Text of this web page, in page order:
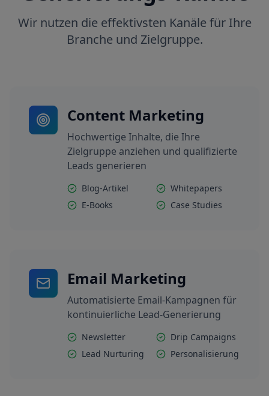
Wir nutzen die effektivsten Kanäle für Ihre
Branche und Zielgruppe.
Content Marketing
Hochwertige Inhalte, die Ihre
Zielgruppe anziehen und qualifizierte
Leads generieren
Blog-Artikel
Whitepapers
E-Books
Case Studies
Email Marketing
Automatisierte Email-Kampagnen für
kontinuierliche Lead-Generierung
Newsletter
Drip Campaigns
Lead Nurturing
Personalisierung